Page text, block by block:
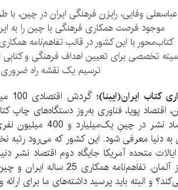
عباسعلی وفایی، رایزن فرهنگی ایران در چین،
موجود فرصت همکاری فرهنگی با چین را به
ترسیم یک نقشه راه
کتاب ایران‌(ایبنا)؛
اقتصاد پویا، فناوری به‌روز دستگاه‌های
تا اقتصاد نشر در
دنیا معرفی شود. این کشور که می‌رود رتبه
متحده آمریکا جایگاه دوم اقتصاد نشر
بالا‌تر از آلمان.
و البته باید پرسید داشته‌های ما برای